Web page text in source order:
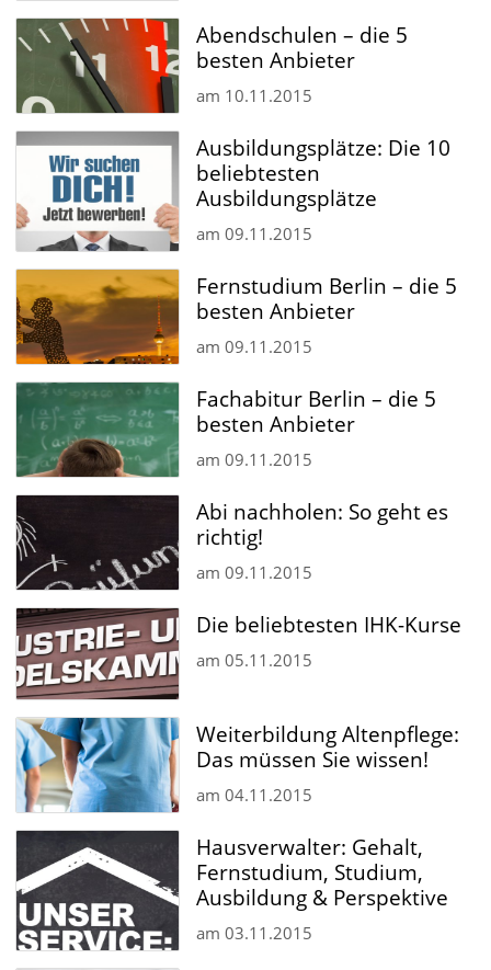
Abendschulen – die 5
besten Anbieter
am 10.11.2015
Ausbildungsplätze: Die 10
beliebtesten
Ausbildungsplätze
am 09.11.2015
Fernstudium Berlin – die 5
besten Anbieter
am 09.11.2015
Fachabitur Berlin – die 5
besten Anbieter
am 09.11.2015
Abi nachholen: So geht es
richtig!
am 09.11.2015
Die beliebtesten IHK-Kurse
am 05.11.2015
Weiterbildung Altenpflege:
Das müssen Sie wissen!
am 04.11.2015
Hausverwalter: Gehalt,
Fernstudium, Studium,
Ausbildung & Perspektive
am 03.11.2015